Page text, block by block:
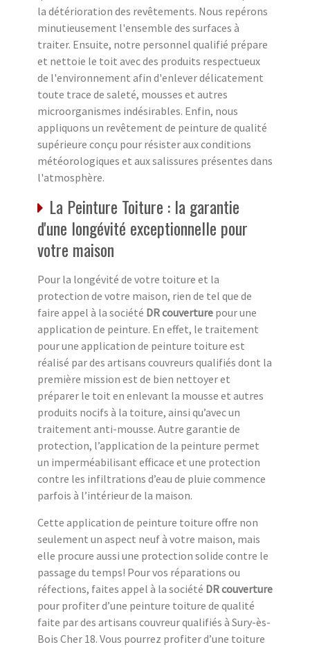
la détérioration des revêtements. Nous repérons
minutieusement l'ensemble des surfaces à
traiter. Ensuite, notre personnel qualifié prépare
et nettoie le toit avec des produits respectueux
de l'environnement afin d'enlever délicatement
toute trace de saleté, mousses et autres
microorganismes indésirables. Enfin, nous
appliquons un revêtement de peinture de qualité
supérieure conçu pour résister aux conditions
météorologiques et aux salissures présentes dans
l'atmosphère.
La Peinture Toiture : la garantie
d'une longévité exceptionnelle pour
votre maison
Pour la longévité de votre toiture et la
protection de votre maison, rien de tel que de
faire appel à la société DR couverture pour une
application de peinture. En effet, le traitement
pour une application de peinture toiture est
réalisé par des artisans couvreurs qualifiés dont la
première mission est de bien nettoyer et
préparer le toit en enlevant la mousse et autres
produits nocifs à la toiture, ainsi qu’avec un
traitement anti-mousse. Autre garantie de
protection, l’application de la peinture permet
un imperméabilisant efficace et une protection
contre les infiltrations d’eau de pluie commence
parfois à l’intérieur de la maison.
Cette application de peinture toiture offre non
seulement un aspect neuf à votre maison, mais
elle procure aussi une protection solide contre le
passage du temps! Pour vos réparations ou
réfections, faites appel à la société DR couverture
pour profiter d’une peinture toiture de qualité
faite par des artisans couvreur qualifiés à Sury-ès-
Bois Cher 18. Vous pourrez profiter d’une toiture